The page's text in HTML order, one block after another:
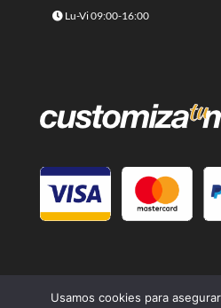
Lu-Vi 09:00-16:00
Usamos cookies para